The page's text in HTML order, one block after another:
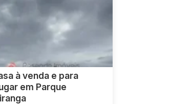
à venda e para
em Parque